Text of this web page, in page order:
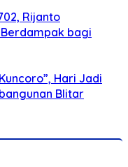
Rijanto
bagi
Hari Jadi
Blitar